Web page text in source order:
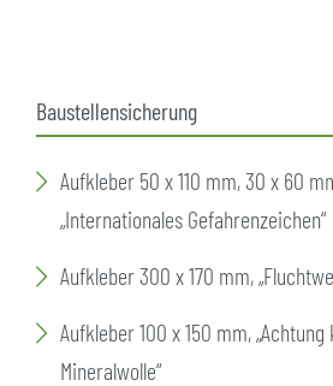
Baustellensicherung
Aufkleber 50 x 110 mm, 30 x 60
„Internationales Gefahrenzeichen“
Aufkleber 300 x 170 mm,
Aufkleber 100 x 150 mm,
Mineralwolle“